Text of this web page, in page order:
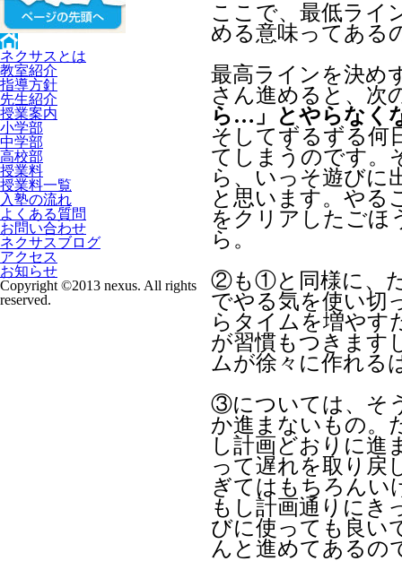
ここで、最低ライ
める意味ってある
最高ラインを決め
さん進めると、次
ら…」とやらなく
そしてずるずる何
てしまうのです。
ら、いっそ遊びに
と思います。やる
をクリアしたごほ
ら。
②も①と同様に、
でやる気を使い切
らタイムを増やす
が習慣もつきます
ムが徐々に作れる
③については、そ
か進まないもの。
し計画どおりに進
って遅れを取り戻
ぎてはもちろんい
もし計画通りにき
びに使っても良い
んと進めてあるの
ネクサスとは
教室紹介
指導方針
先生紹介
授業案内
小学部
中学部
高校部
授業料
授業料一覧
入塾の流れ
よくある質問
お問い合わせ
ネクサスブログ
アクセス
お知らせ
Copyright ©2013 nexus. All rights
reserved.